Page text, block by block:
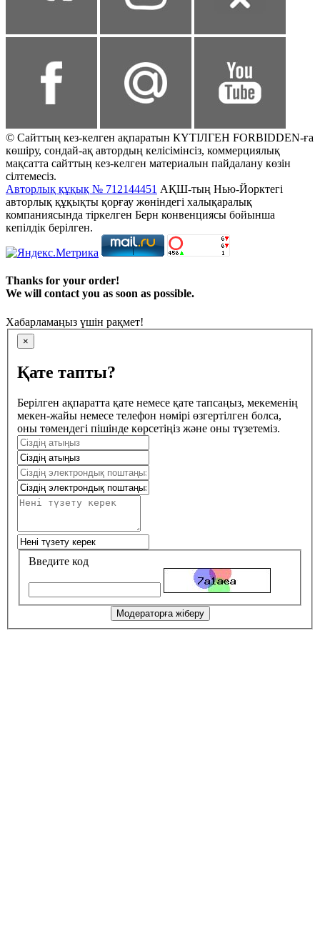
© Сайттың кез-келген ақпаратын КҮТІЛГЕН FORBIDDEN-ға
көшіру, сондай-ақ автордың келісімінсіз, коммерциялық
мақсатта сайттың кез-келген материалын пайдалану көзін
сілтемесіз.
Авторлық құқық № 712144451 АҚШ-тың Нью-Йорктегі
авторлық құқықты қорғау жөніндегі халықаралық
компаниясында тіркелген Берн конвенциясы бойынша
кепілдік берілген.
Thanks for your order!
We will contact you as soon as possible.
Хабарламаңыз үшін рақмет!
×
Қате тапты?
Берілген ақпаратта қате немесе қате тапсаңыз, мекеменің
мекен-жайы немесе телефон нөмірі өзгертілген болса,
оны төмендегі пішінде көрсетіңіз және оны түзетеміз.
Введите код
Модераторға жіберу